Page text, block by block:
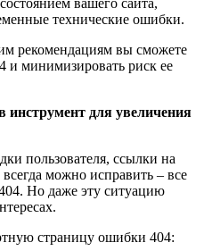
технические ошибки.
рекомендациям вы сможете
и минимизировать риск ее
инструмент для увеличения
пользователя, ссылки на
можно исправить – все
Но даже эту ситуацию
страницу ошибки 404: